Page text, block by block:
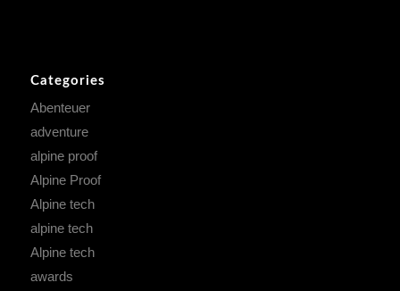
Categories
Abenteuer
adventure
alpine proof
Alpine Proof
Alpine tech
alpine tech
Alpine tech
awards